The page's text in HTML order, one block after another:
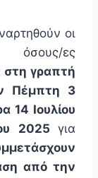
οι
ες
στη γραπτή
Πέμπτη 3
14 Ιουλίου
2025 για
από την